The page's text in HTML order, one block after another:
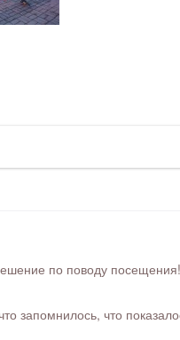
по поводу посещения!
запомнилось, что